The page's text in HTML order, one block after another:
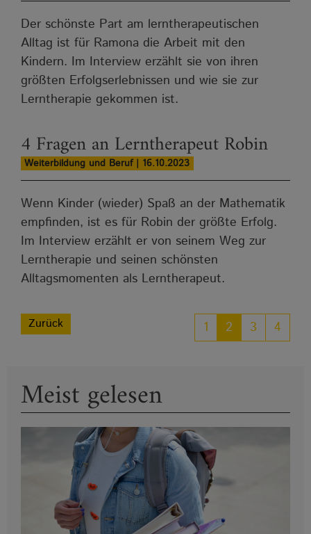
Der schönste Part am lerntherapeutischen
Alltag ist für Ramona die Arbeit mit den
Kindern. Im Interview erzählt sie von ihren
größten Erfolgserlebnissen und wie sie zur
Lerntherapie gekommen ist.
4 Fragen an Lerntherapeut Robin
Weiterbildung und Beruf | 16.10.2023
Wenn Kinder (wieder) Spaß an der Mathematik
empfinden, ist es für Robin der größte Erfolg.
Im Interview erzählt er von seinem Weg zur
Lerntherapie und seinen schönsten
Alltagsmomenten als Lerntherapeut.
Zurück 1 2 3 4
Meist gelesen